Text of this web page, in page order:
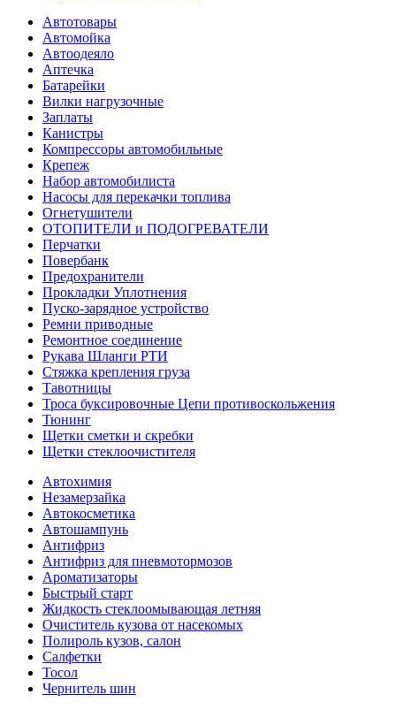
Автотовары
Автомойка
Автоодеяло
Аптечка
Батарейки
Вилки нагрузочные
Заплаты
Канистры
Компрессоры автомобильные
Крепеж
Набор автомобилиста
Насосы для перекачки топлива
Огнетушители
ОТОПИТЕЛИ и ПОДОГРЕВАТЕЛИ
Перчатки
Повербанк
Предохранители
Прокладки Уплотнения
Пуско-зарядное устройство
Ремни приводные
Ремонтное соединение
Рукава Шланги РТИ
Стяжка крепления груза
Тавотницы
Троса буксировочные Цепи противоскольжения
Тюнинг
Щетки сметки и скребки
Щетки стеклоочистителя
Автохимия
Незамерзайка
Автокосметика
Автошампунь
Антифриз
Антифриз для пневмотормозов
Ароматизаторы
Быстрый старт
Жидкость стеклоомывающая летняя
Очиститель кузова от насекомых
Полироль кузов, салон
Салфетки
Тосол
Чернитель шин